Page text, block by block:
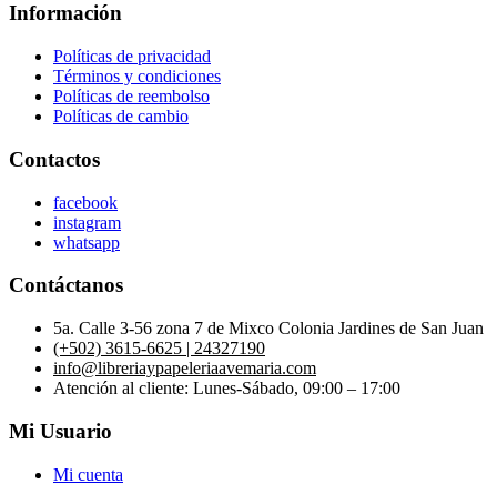
Información
Políticas de privacidad
Términos y condiciones
Políticas de reembolso
Políticas de cambio
Contactos
facebook
instagram
whatsapp
Contáctanos
5a. Calle 3-56 zona 7 de Mixco Colonia Jardines de San Juan
(+502) 3615-6625 | 24327190
info@libreriaypapeleriaavemaria.com
Atención al cliente: Lunes-Sábado, 09:00 – 17:00
Mi Usuario
Mi cuenta